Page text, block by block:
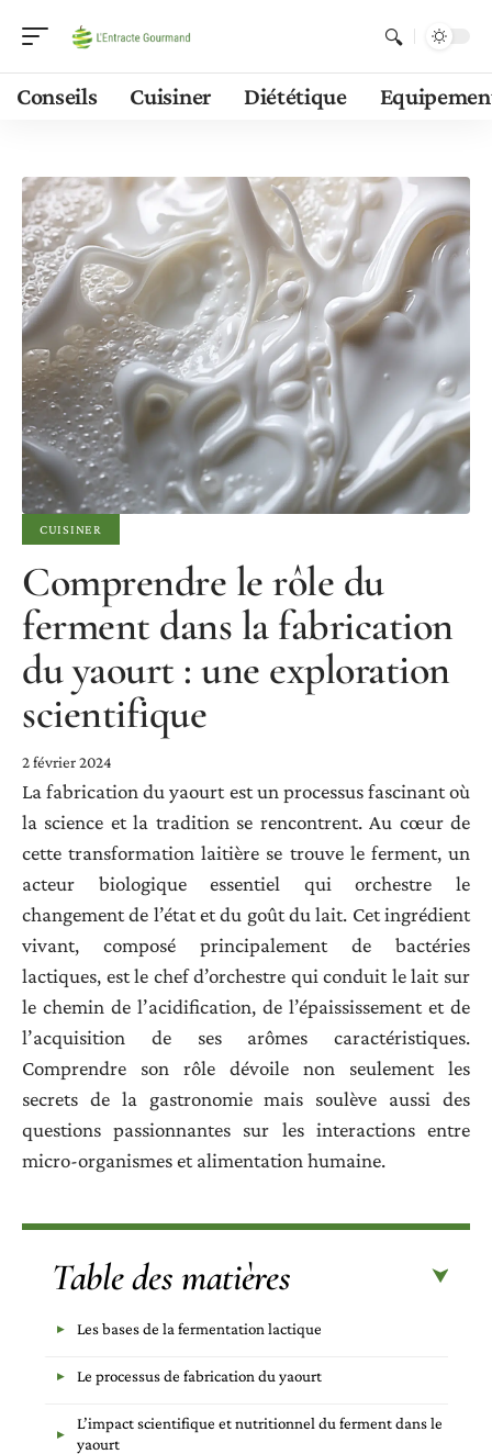
Conseils Cuisiner Diététique
CUISINER
Comprendre le rôle du
ferment dans la fabrication
du yaourt : une exploration
scientifique
2 février 2024
La fabrication du yaourt est un processus fascinant où
la science et la tradition se rencontrent. Au cœur de
cette transformation laitière se trouve le ferment, un
acteur biologique essentiel qui orchestre le
changement de l’état et du goût du lait. Cet ingrédient
vivant, composé principalement de bactéries
lactiques, est le chef d’orchestre qui conduit le lait sur
le chemin de l’acidification, de l’épaississement et de
l’acquisition de ses arômes caractéristiques.
Comprendre son rôle dévoile non seulement les
secrets de la gastronomie mais soulève aussi des
questions passionnantes sur les interactions entre
micro-organismes et alimentation humaine.
Table des matières
Les bases de la fermentation lactique
Le processus de fabrication du yaourt
L’impact scientifique et nutritionnel du ferment dans le
yaourt